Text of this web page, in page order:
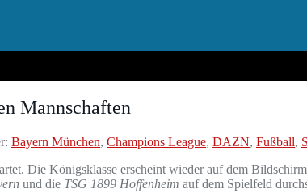
Mannschaften
Bayern München, Champions League, DAZN, Fußball,
Die Königsklasse erscheint wieder auf dem
und die TSG 1899 Hoffenheim auf dem Spielfeld